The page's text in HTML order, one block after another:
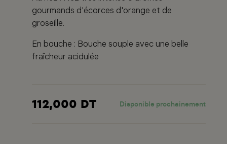
gourmands d'écorces d'orange et de
groseille.
En bouche : Bouche souple avec une belle
fraîcheur acidulée
112,000 DT Disponible prochainement